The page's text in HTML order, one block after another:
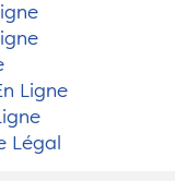
Ligne
Légal